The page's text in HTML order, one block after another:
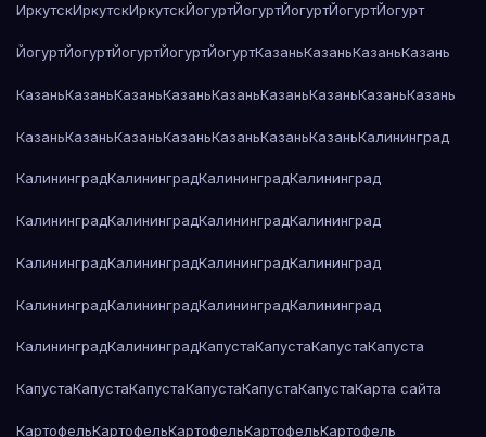
ИркутскИркутскИркутскЙогуртЙогуртЙогуртЙогуртЙогурт
ЙогуртЙогуртЙогуртЙогуртЙогуртКазаньКазаньКазаньКазань
КазаньКазаньКазаньКазаньКазаньКазаньКазаньКазаньКазань
КазаньКазаньКазаньКазаньКазаньКазаньКазаньКалининград
КалининградКалининградКалининградКалининград
КалининградКалининградКалининградКалининград
КалининградКалининградКалининградКалининград
КалининградКалининградКалининградКалининград
КалининградКалининградКапустаКапустаКапустаКапуста
КапустаКапустаКапустаКапустаКапустаКапустаКарта сайта
КартофельКартофельКартофельКартофельКартофель